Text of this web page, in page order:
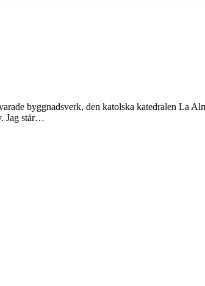
byggnadsverk, den katolska katedralen La
Jag står…